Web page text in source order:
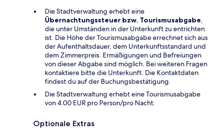
Die Stadtverwaltung erhebt eine
Übernachtungssteuer bzw. Tourismusabgabe,
die unter Umständen in der Unterkunft zu entrichten
ist. Die Höhe der Tourismusabgabe errechnet sich aus
der Aufenthaltsdauer, dem Unterkunftsstandard und
dem Zimmerpreis. Ermäßigungen und Befreiungen
von dieser Abgabe sind möglich. Bei weiteren Fragen
kontaktiere bitte die Unterkunft. Die Kontaktdaten
findest du auf der Buchungsbestätigung.
Die Stadtverwaltung erhebt eine Tourismusabgabe
von 4.00 EUR pro Person/pro Nacht.
Optionale Extras